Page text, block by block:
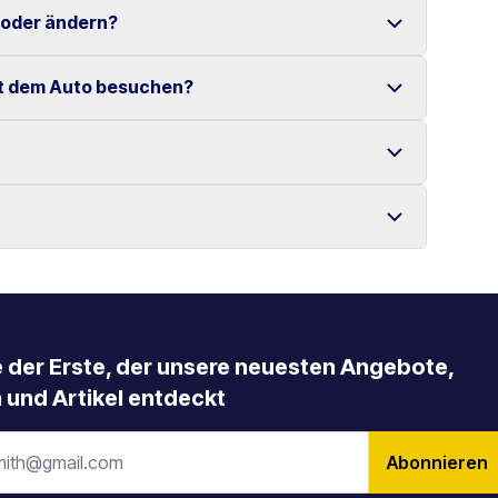
gestellt.
Kilometer auf Kreta.
ändern?
möglich.
erfolgen.
dem Auto besuchen?
die Samaria-Schlucht, Elafonissi-Strand sowie
zurückgegeben werden, mit der es übernommen
Mietzeiträume an.
der Erste, der unsere neuesten Angebote,
und Artikel entdeckt
Abonnieren